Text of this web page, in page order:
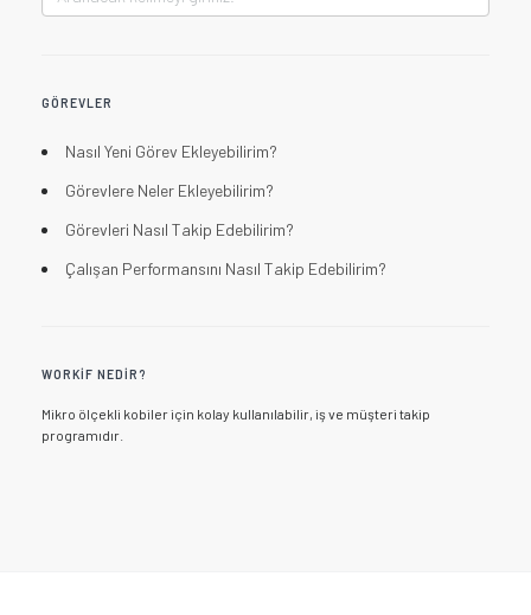
GÖREVLER
Nasıl Yeni Görev Ekleyebilirim?
Görevlere Neler Ekleyebilirim?
Görevleri Nasıl Takip Edebilirim?
Çalışan Performansını Nasıl Takip Edebilirim?
WORKIF NEDIR?
Mikro ölçekli kobiler için kolay kullanılabilir, iş ve müşteri takip
programıdır.